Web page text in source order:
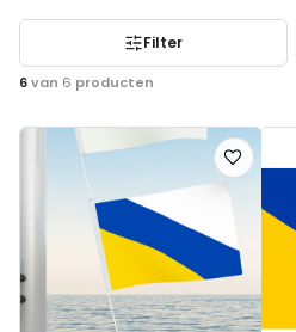
6van 6 producten
Filter
Voeg
toe
aan
verlanglijst